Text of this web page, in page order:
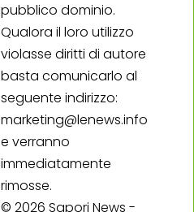
pubblico dominio.
Qualora il loro utilizzo
violasse diritti di autore
basta comunicarlo al
seguente indirizzo:
marketing@lenews.info
e verranno
immediatamente
rimosse.
© 2026 Sapori News -